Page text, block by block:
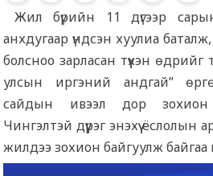
Жил бүрийн 11 дүгээр
анхдугаар үндсэн хуулиа
болсноо зарласан түүхэн
улсын иргэний андгай”
сайдын ивээл дор зохион
Чингэлтэй дүүрэг энэхүү
жилдээ зохион байгуулж